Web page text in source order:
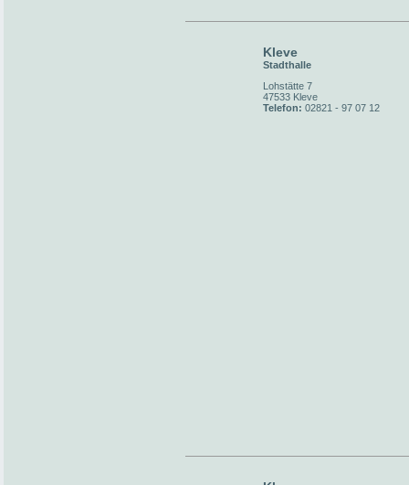
Kleve
Stadthalle
Lohstätte 7
47533 Kleve
Telefon: 02821 - 97 07 12